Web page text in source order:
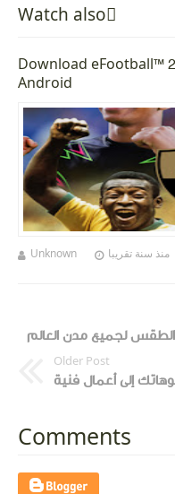
Watch alsoً
Download eFootball™
Android
Unknown منذ سنة تقريبا
Older Post
إلى أعمال فنية
Comments